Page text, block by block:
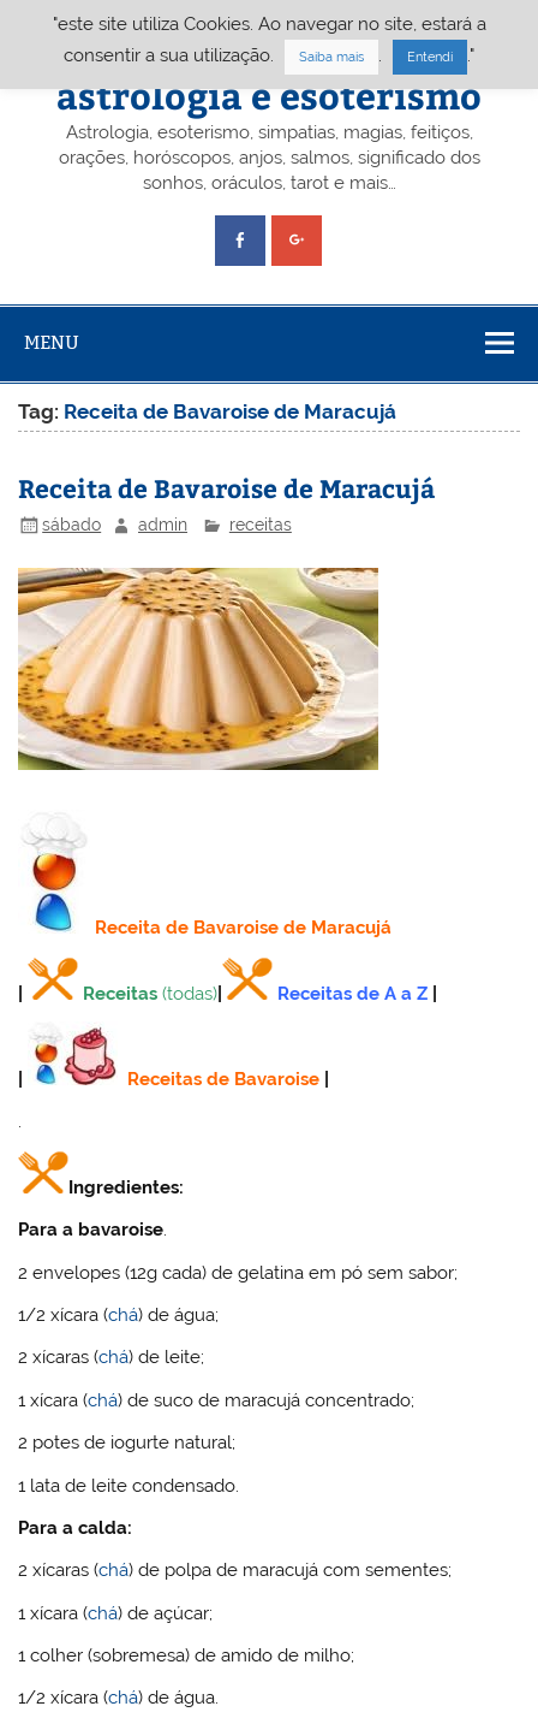
Portal A&E – Portal
astrologia e esoterismo
Astrologia, esoterismo, simpatias, magias, feitiços,
orações, horóscopos, anjos, salmos, significado dos
sonhos, oráculos, tarot e mais…
MENU
Tag: Receita de Bavaroise de Maracujá
Receita de Bavaroise de Maracujá
sábado admin receitas
Receitade Bavaroise de Maracujá
Receitas (todas) Receitas de A a Z
Receitas de Bavaroise
.
Ingredientes:
Para a bavaroise.
2 envelopes (12g cada) de gelatina em pó sem sabor;
1/2 xícara (chá) de água;
2 xícaras (chá) de leite;
1 xícara (chá) de suco de maracujá concentrado;
2 potes de iogurte natural;
1 lata de leite condensado.
Para a calda:
2 xícaras (chá) de polpa de maracujá com sementes;
1 xícara (chá) de açúcar;
1 colher (sobremesa) de amido de milho;
1/2 xícara (chá) de água.
"este site utiliza Cookies. Ao navegar no site, estará a
consentir a sua utilização.
Saiba mais Entendi ."